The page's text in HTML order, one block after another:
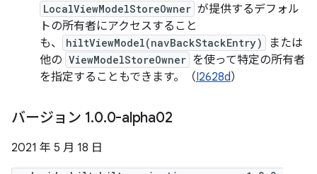
LocalViewModelStoreOwner が提供するデフォル
トの所有者にアクセスすること
も、
hiltViewModel(navBackStackEntry)
または
他の ViewModelStoreOwner を使って特定の所有者
を指定することもできます。（I2628d）
バージョン 1.0.0-alpha02
2021 年 5 月 18 日